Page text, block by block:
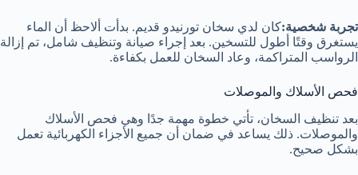
تجربة شخصية:كان لدي سخان تورنيدو قديم. بدأت ألاحظ أن الماء
يستغرق وقتًا أطول للتسخين. بعد إجراء صيانة وتنظيف شامل، تم إزالة
الرواسب المتراكمة، وعاد السخان للعمل بكفاءة.
فحص الأسلاك والموصلات
بعد تنظيف السخان، تأتي خطوة مهمة جدًا وهي فحص الأسلاك
والموصلات. ذلك يساعد في ضمان أن جميع الأجزاء الكهربائية تعمل
بشكل صحيح.